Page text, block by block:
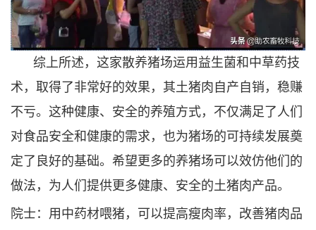
综上所述，这家散养猪场运用益生菌和中草药技
术，取得了非常好的效果，其土猪肉自产自销，稳赚
不亏。这种健康、安全的养殖方式，不仅满足了人们
对食品安全和健康的需求，也为猪场的可持续发展奠
定了良好的基础。希望更多的养猪场可以效仿他们的
做法，为人们提供更多健康、安全的土猪肉产品。
院士：用中药材喂猪，可以提高瘦肉率，改善猪肉品